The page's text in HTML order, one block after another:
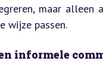
maar alleen
wijze passen.
informele